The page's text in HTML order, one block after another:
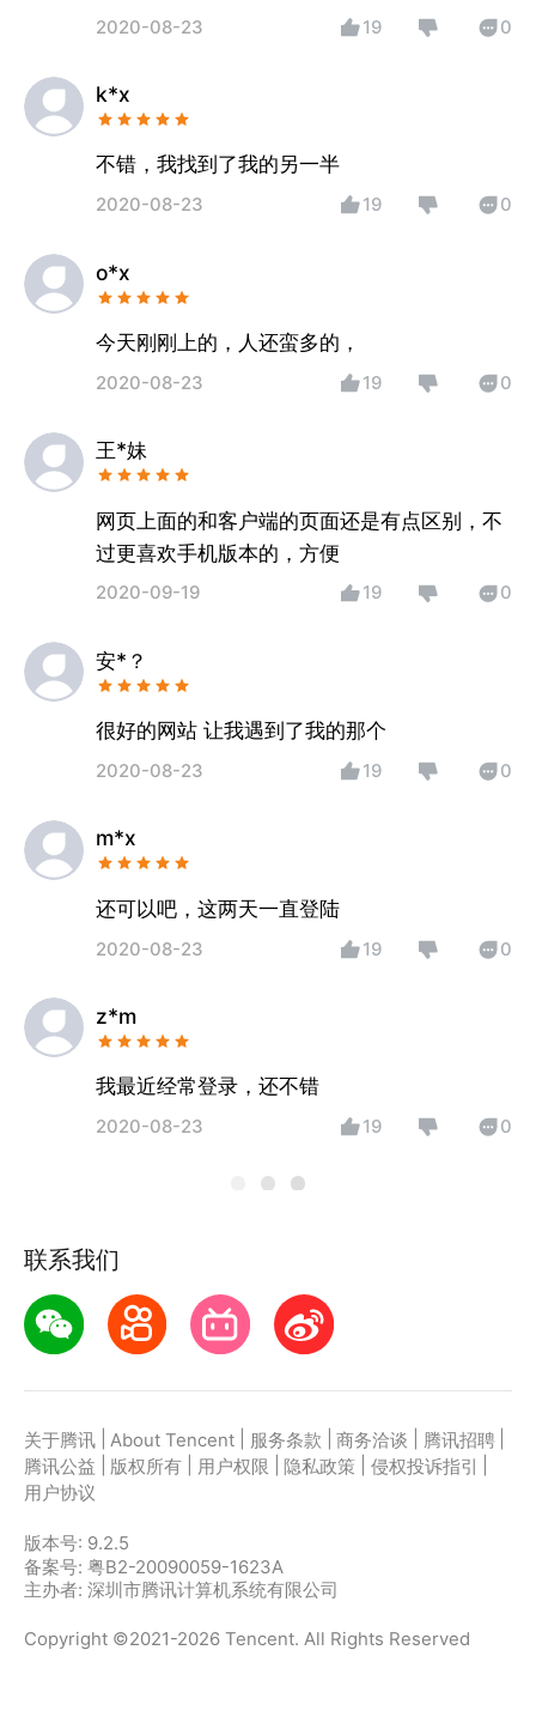
2020-08-23 19 0
k*x
不错，我找到了我的另一半
2020-08-23 19 0
o*x
今天刚刚上的，人还蛮多的，
2020-08-23 19 0
王*妹
网页上面的和客户端的页面还是有点区别，不
过更喜欢手机版本的，方便
2020-09-19 19 0
安*？
很好的网站 让我遇到了我的那个
2020-08-23 19 0
m*x
还可以吧，这两天一直登陆
2020-08-23 19 0
z*m
我最近经常登录，还不错
2020-08-23 19 0
联系我们
关于腾讯 About Tencent 服务条款 商务洽谈 腾讯招聘
腾讯公益
版权所有 用户权限 隐私政策 侵权投诉指引
用户协议
版本号: 9.2.5
备案号: 粤B2-20090059-1623A
主办者: 深圳市腾讯计算机系统有限公司
Copyright ©2021-2026 Tencent. All Rights Reserved